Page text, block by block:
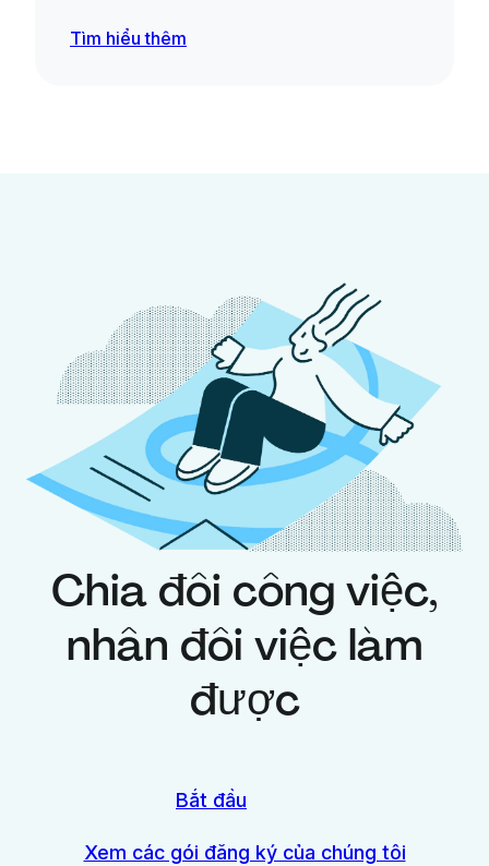
Tìm hiểu thêm
Chia đôi công việc,
nhân đôi việc làm
được
Bắt đầu
Xem các gói đăng ký của chúng tôi